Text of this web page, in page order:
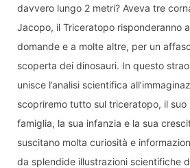
Dichiaro di aver letto e compreso
sulla privacy.
davvero lungo 2 metri? Aveva tre
Jacopo, il Triceratopo risponderanno
domande e a molte altre, per un
scoperta dei dinosauri. In questo
unisce l’analisi scientifica
scopriremo tutto sul triceratopo, il suo
famiglia, la sua infanzia e la sua
suscitano molta curiosità e
da splendide illustrazioni scientifiche